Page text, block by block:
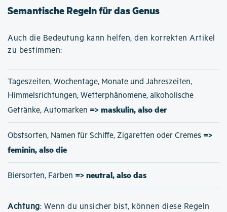
Semantische Regeln für das Genus
Auch die Bedeutung kann helfen, den korrekten Artikel
zu bestimmen:
Tageszeiten, Wochentage, Monate und Jahreszeiten,
Himmelsrichtungen, Wetterphänomene, alkoholische
Getränke, Automarken => maskulin, also der
Obstsorten, Namen für Schiffe, Zigaretten oder Cremes =>
feminin, also die
Biersorten, Farben => neutral, also das
Achtung: Wenn du unsicher bist, können diese Regeln